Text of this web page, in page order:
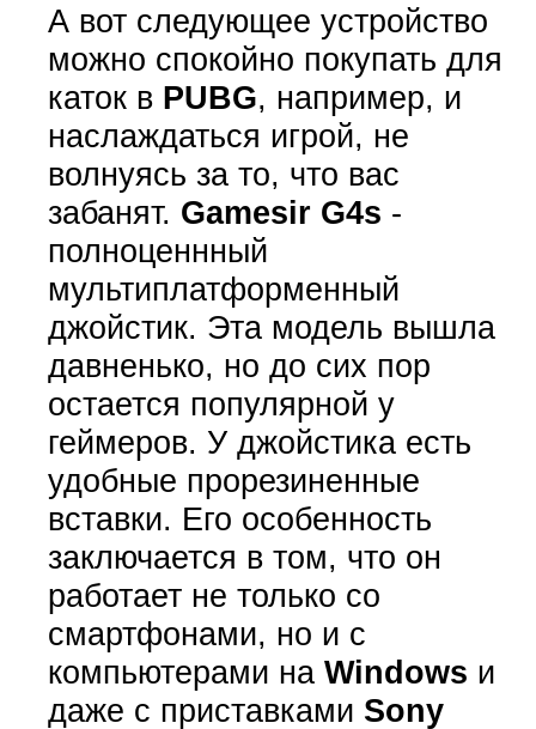
А вот следующее устройство
можно спокойно покупать для
каток в PUBG, например, и
наслаждаться игрой, не
волнуясь за то, что вас
забанят. Gamesir G4s -
полноценнный
мультиплатформенный
джойстик. Эта модель вышла
давненько, но до сих пор
остается популярной у
геймеров. У джойстика есть
удобные прорезиненные
вставки. Его особенность
заключается в том, что он
работает не только со
смартфонами, но и с
компьютерами на Windows и
даже с приставками Sony